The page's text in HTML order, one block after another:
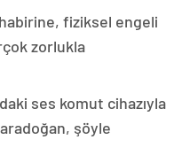
fiziksel engeli
zorlukla
ses komut cihazıyla
şöyle